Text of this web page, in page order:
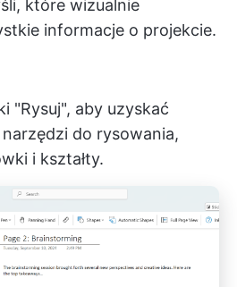
które wizualnie
informacje o projekcie.
"Rysuj", aby uzyskać
do rysowania,
i kształty.